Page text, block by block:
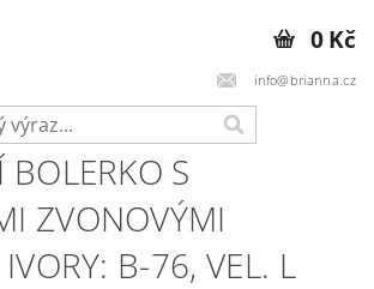
info@brianna.cz
0 Kč
BOLERKO S
ZVONOVÝMI
B-76, VEL. L